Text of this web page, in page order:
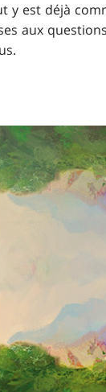
y est déjà
aux